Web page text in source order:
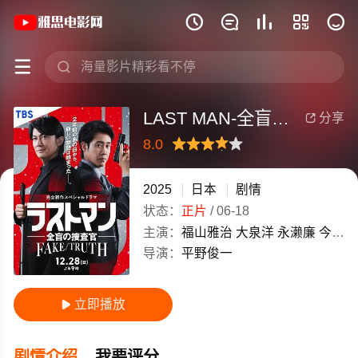
    
 
《LAST MAN-全盲搜查官特别篇》
 分享
LAST MAN-全盲搜查官特别篇
8.0
很差较差
还行推荐力荐
2025 日本
剧情
状态： 正片 /06-18
主演： 福山雅治 大泉洋 永濑廉 今田美樱
导演： 平野俊一
 立即播放